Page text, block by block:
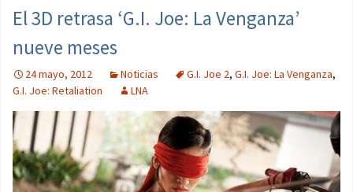
El 3D retrasa ‘G.I. Joe: La Venganza’
nueve meses
24 mayo, 2012 Noticias G.I. Joe 2, G.I. Joe: La Venganza,
G.I. Joe: Retaliation
LNA